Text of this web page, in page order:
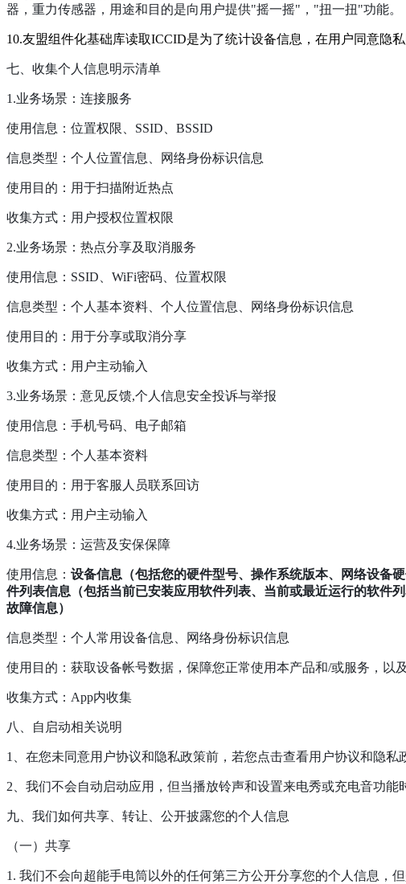
器，重力传感器，用途和目的是向用户提供"摇一摇"，"扭一扭"功能。
10.友盟组件化基础库读取ICCID是为了统计设备信息，在用户同意隐
七、收集个人信息明示清单
1.业务场景：连接服务
使用信息：位置权限、SSID、BSSID
信息类型：个人位置信息、网络身份标识信息
使用目的：用于扫描附近热点
收集方式：用户授权位置权限
2.业务场景：热点分享及取消服务
使用信息：SSID、WiFi密码、位置权限
信息类型：个人基本资料、个人位置信息、网络身份标识信息
使用目的：用于分享或取消分享
收集方式：用户主动输入
3.业务场景：意见反馈,个人信息安全投诉与举报
使用信息：手机号码、电子邮箱
信息类型：个人基本资料
使用目的：用于客服人员联系回访
收集方式：用户主动输入
4.业务场景：运营及安保保障
使用信息： 设备信息（包括您的硬件型号、操作系统版本、网络设
件列表信息（包括当前已安装应用软件列表、当前或最近运行的软件
故障信息）
信息类型：个人常用设备信息、网络身份标识信息
使用目的：获取设备帐号数据，保障您正常使用本产品和/或服务，以
收集方式：App内收集
八、自启动相关说明
1、在您未同意用户协议和隐私政策前，若您点击查看用户协议和隐
2、我们不会自动启动应用，但当播放铃声和设置来电秀或充电音功
九、我们如何共享、转让、公开披露您的个人信息
（一）共享
1. 我们不会向超能手电筒以外的任何第三方公开分享您的个人信息，但